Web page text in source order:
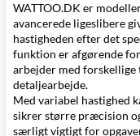
WATTOO.DK er
avancerede ligeslibere
hastigheden efter det
funktion er afgørende
arbejder med
detaljearbejde.
Med variabel hastighed
sikrer større præcision
særligt vigtigt for